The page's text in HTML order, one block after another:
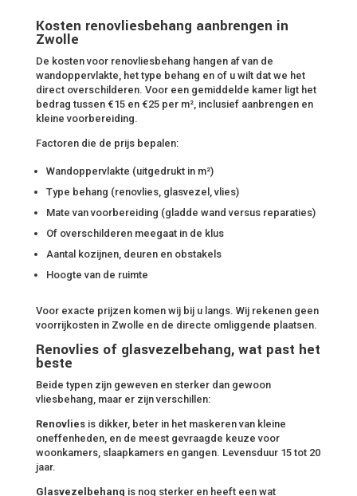
Kosten renovliesbehang aanbrengen in
Zwolle
De kosten voor renovliesbehang hangen af van de
wandoppervlakte, het type behang en of u wilt dat we het
direct overschilderen. Voor een gemiddelde kamer ligt het
bedrag tussen €15 en €25 per m², inclusief aanbrengen en
kleine voorbereiding.
Factoren die de prijs bepalen:
Wandoppervlakte (uitgedrukt in m²)
Type behang (renovlies, glasvezel, vlies)
Mate van voorbereiding (gladde wand versus reparaties)
Of overschilderen meegaat in de klus
Aantal kozijnen, deuren en obstakels
Hoogte van de ruimte
Voor exacte prijzen komen wij bij u langs. Wij rekenen geen
voorrijkosten in Zwolle en de directe omliggende plaatsen.
Renovlies of glasvezelbehang, wat past het
beste
Beide typen zijn geweven en sterker dan gewoon
vliesbehang, maar er zijn verschillen:
Renovliesis dikker, beter in het maskeren van kleine
oneffenheden, en de meest gevraagde keuze voor
woonkamers, slaapkamers en gangen. Levensduur 15 tot 20
jaar.
Glasvezelbehang is nog sterker en heeft een wat